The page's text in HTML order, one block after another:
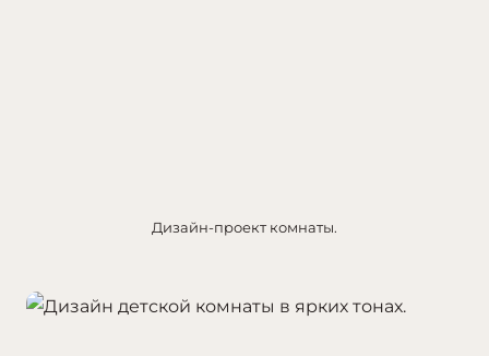
Дизайн-проект комнаты.